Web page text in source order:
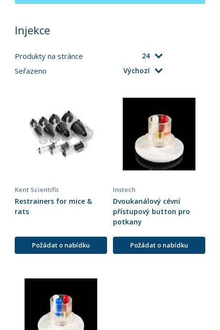
Injekce
Produkty na stránce 24
Seřazeno Výchozí
Kent Scientific
Restrainers for mice &
rats
Požádat o nabídku
Instech
Dvoukanálový cévní
přístupový button pro
potkany
Požádat o nabídku